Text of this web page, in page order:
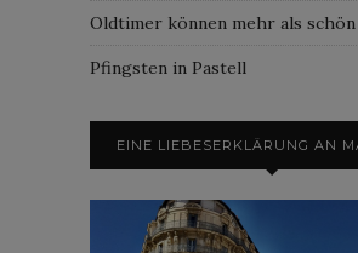
Oldtimer können mehr als schön
Pfingsten in Pastell
EINE LIEBESERKLÄRUNG AN